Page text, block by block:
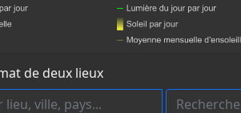
de deux lieux